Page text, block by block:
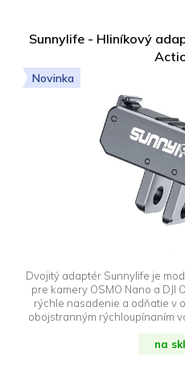
Sunnylife - Hliníkový
Novinka
Dvojitý adaptér Sunnylife je
pre kamery OSMO Nano a DJI
rýchle nasadenie a odňatie v
obojstranným rýchloupínaním
riešenie je určené pre
bez ohľadu na situáciu
na